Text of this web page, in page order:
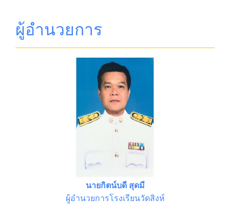
ผู้อำนวยการ
นายกิตน์บดี สุดมี
ผู้อำนวยการโรงเรียนวัดสิงห์